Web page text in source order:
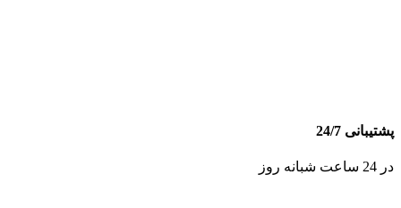
پشتیبانی 24/7
در 24 ساعت شبانه روز